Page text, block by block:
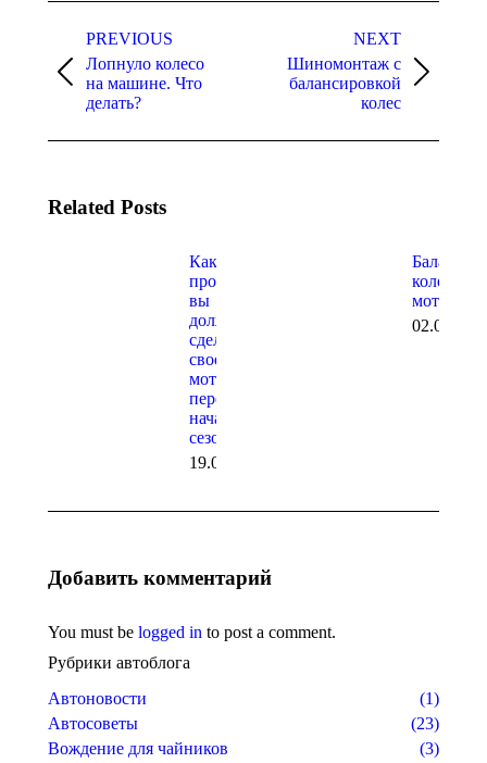
navigation
PREVIOUS
Previous
post:
Лопнуло колесо
на машине. Что
делать?
NEXT
Next
Шиномонтаж с
балансировкой
колес
Related Posts
Какие
проверки
вы
должны
сделать на
своем
мотоцикле
перед
началом
сезона?
19.03.2022
колес
Добавить комментарий
You must be logged in to post a comment.
Рубрики автоблога
Автоновости
(1)
Автосоветы
(23)
Вождение для чайников
(3)